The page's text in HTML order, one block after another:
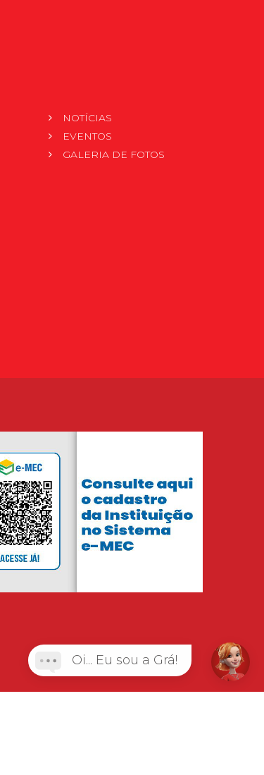
NOTÍCIAS
EVENTOS
GALERIA DE FOTOS
Oi... Eu sou a Grá!